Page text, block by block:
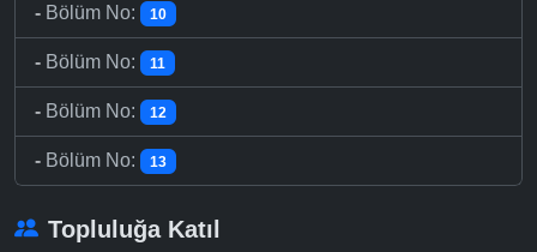
- Bölüm No: 10
- Bölüm No: 11
- Bölüm No: 12
- Bölüm No: 13
Topluluğa Katıl